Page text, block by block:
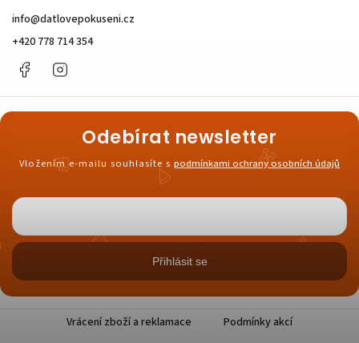
info@datlovepokuseni.cz
+420 778 714 354
Facebook
Odebírat newsletter
Vložením e-mailu souhlasíte s podmínkami ochrany osobních údajů
Přihlásit se
Vrácení zboží a reklamace
Podmínky akcí